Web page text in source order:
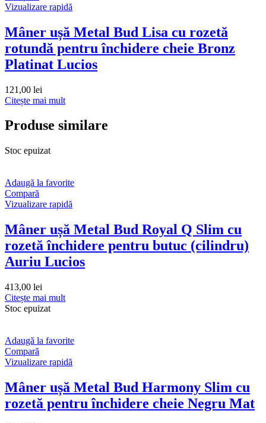
Vizualizare rapidă
Mâner ușă Metal Bud Lisa cu rozetă
rotundă pentru închidere cheie Bronz
Platinat Lucios
121,00 lei
Citește mai mult
Produse similare
Stoc epuizat
Adaugă la favorite
Compară
Vizualizare rapidă
Mâner ușă Metal Bud Royal Q Slim cu
rozetă închidere pentru butuc (cilindru)
Auriu Lucios
413,00 lei
Citește mai mult
Stoc epuizat
Adaugă la favorite
Compară
Vizualizare rapidă
Mâner ușă Metal Bud Harmony Slim cu
rozetă pentru închidere cheie Negru Mat